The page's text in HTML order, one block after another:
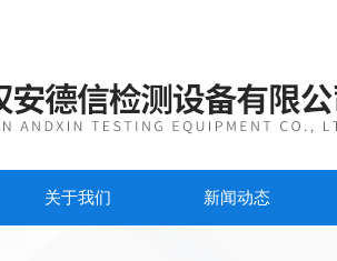
关于我们 新闻动态